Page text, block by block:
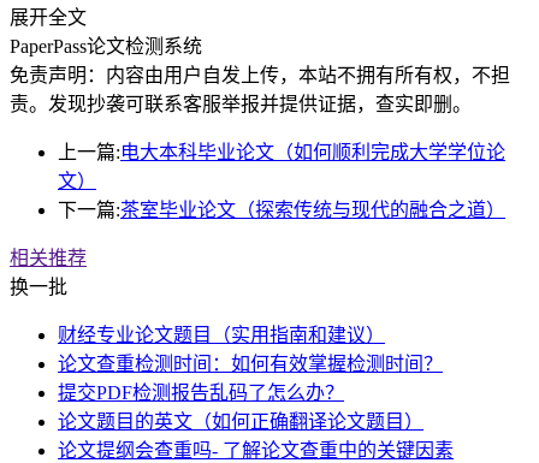
展开全文
PaperPass论文检测系统
免责声明：内容由用户自发上传，本站不拥有所有权，不担
责。发现抄袭可联系客服举报并提供证据，查实即删。
上一篇:电大本科毕业论文（如何顺利完成大学学位论
文）
下一篇:茶室毕业论文（探索传统与现代的融合之道）
相关推荐
换一批
财经专业论文题目（实用指南和建议）
论文查重检测时间：如何有效掌握检测时间？
提交PDF检测报告乱码了怎么办？
论文题目的英文（如何正确翻译论文题目）
论文提纲会查重吗- 了解论文查重中的关键因素